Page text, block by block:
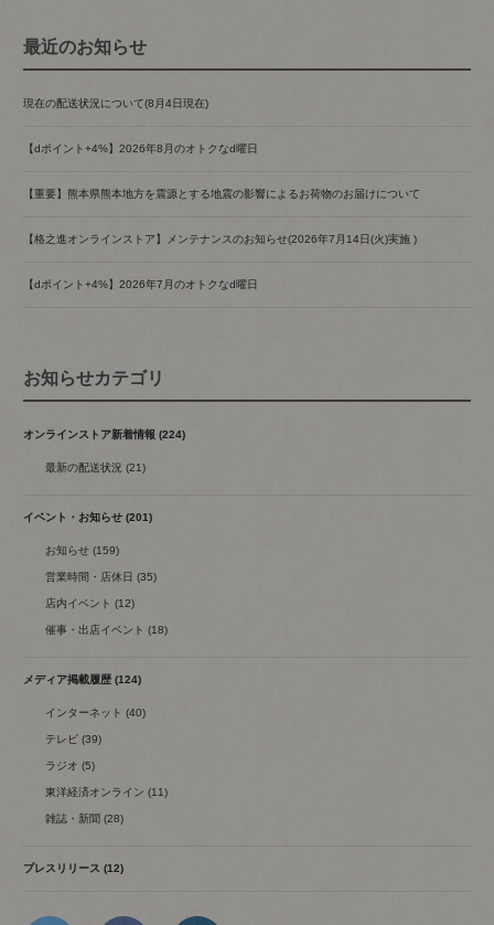
最近のお知らせ
現在の配送状況について(8月4日現在)
【dポイント+4%】2026年8月のオトクなd曜日
【重要】熊本県熊本地方を震源とする地震の影響によるお荷物のお届けについて
【格之進オンラインストア】メンテナンスのお知らせ(2026年7月14日(火)実施 )
【dポイント+4%】2026年7月のオトクなd曜日
お知らせカテゴリ
オンラインストア新着情報 (224)
最新の配送状況 (21)
イベント・お知らせ (201)
お知らせ (159)
営業時間・店休日 (35)
店内イベント (12)
催事・出店イベント (18)
メディア掲載履歴 (124)
インターネット (40)
テレビ (39)
ラジオ (5)
東洋経済オンライン (11)
雑誌・新聞 (28)
プレスリリース (12)